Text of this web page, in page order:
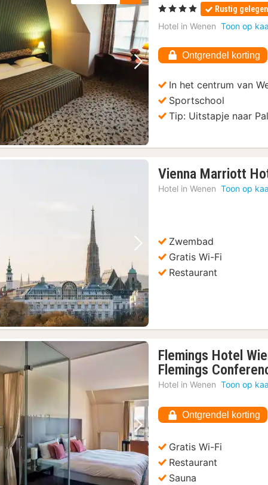
Vorige foto Volgende foto
, 4 Sterren Rustig gelegen
Hotel in Wenen Toon op
Ontgrendel korting
In het centrum van
Sportschool
Tip: Uitstapje naar
Vorige foto Volgende foto
Vienna Marriott
Hotel in Wenen Toon op
Zwembad
Gratis Wi-Fi
Restaurant
Vorige foto Volgende foto
Flemings Hotel
Flemings
Hotel in Wenen Toon op
Ontgrendel korting
Gratis Wi-Fi
Restaurant
Sauna